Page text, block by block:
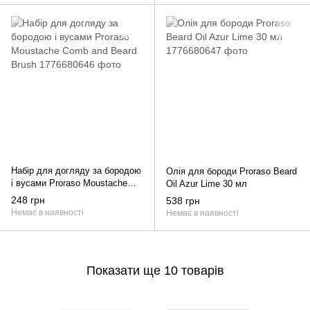
Набір для догляду за бородою
і вусами Proraso Moustache
Comb and Beard Brush
248 грн
Немає в наявності
Олія для бороди Proraso Beard
Oil Azur Lime 30 мл
538 грн
Немає в наявності
Показати ще 10 товарів